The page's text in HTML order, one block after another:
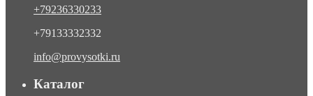
+79236330233
+79133332332
info@provysotki.ru
Каталог